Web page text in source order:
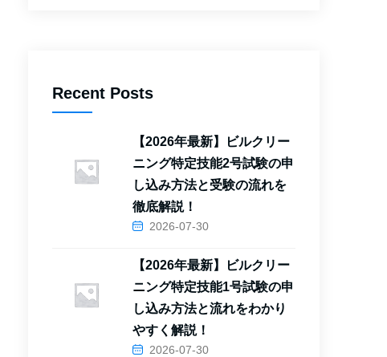
Recent Posts
【2026年最新】ビルクリー
ニング特定技能2号試験の申
し込み方法と受験の流れを
徹底解説！
2026-07-30
【2026年最新】ビルクリー
ニング特定技能1号試験の申
し込み方法と流れをわかり
やすく解説！
2026-07-30